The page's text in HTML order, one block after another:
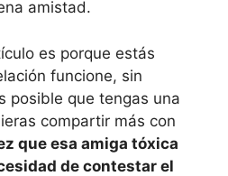
amistad.
es porque estás
funcione, sin
posible que tengas una
compartir más con
que esa amiga tóxica
de contestar el